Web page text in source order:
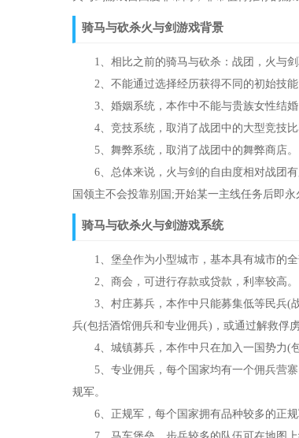
骑马与砍杀火与剑游戏背景
1、相比之前的骑马与砍杀：战团，火与剑
2、不能通过选择经历获得不同的初始技能
3、婚姻系统，本作中不能与贵族女性结婚
4、竞技系统，取消了战团中的大型竞技比
5、舞弊系统，取消了战团中的舞弊商店。
6、总体来说，火与剑的自由度相对战团有
国领主不会投靠别国;开始某一主线任务后即永
骑马与砍杀火与剑游戏系统
1、堡垒作为小型城市，基本具有城市的全
2、商会，可进行存款或贷款，利率较高。
3、村庄募兵，本作中只能募集低等民兵(战
兵(包括酒馆佣兵和专业佣兵)，或通过解救俘虏
4、城镇募兵，本作中只在加入一国势力(包
5、专业佣兵，每个国家均有一个佣兵营寨
规军。
6、正规军，每个国家拥有品种较多的正规